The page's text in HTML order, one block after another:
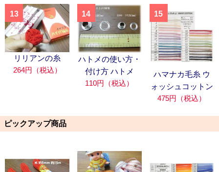
13
リリアンの糸
264円（税込）
14
ハトメの使い方・
付け方 ハトメ
110円（税込）
15
ハマナカ毛糸 ウ
ォッシュコットン
475円（税込）
ピックアップ商品